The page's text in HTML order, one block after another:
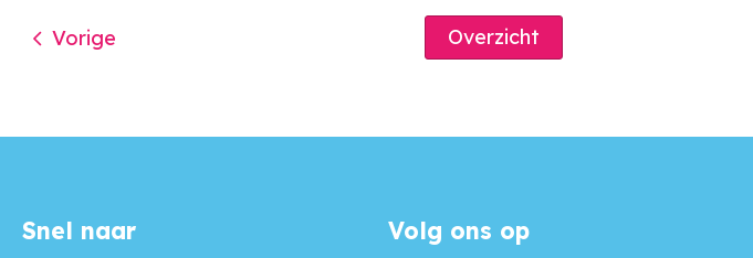
Overzicht
Vorige
Contactinformatie
Snel naar Volg ons op